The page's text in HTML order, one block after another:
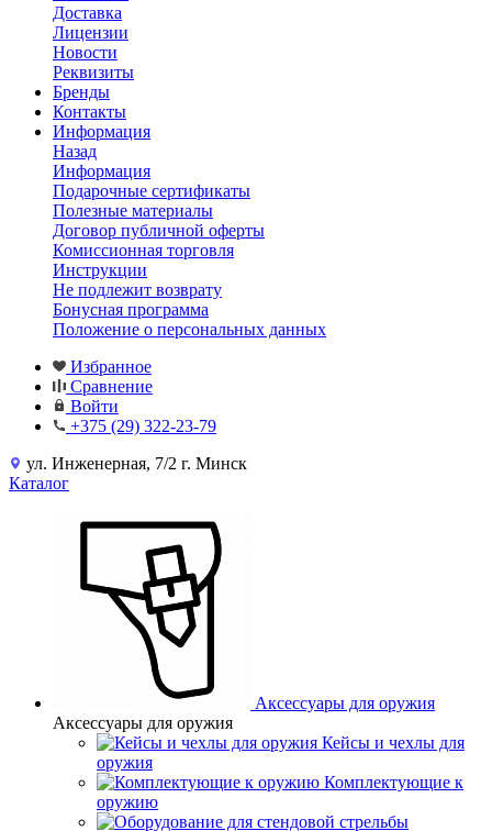
Доставка
Лицензии
Новости
Реквизиты
Бренды
Контакты
Информация
Назад
Информация
Подарочные сертификаты
Полезные материалы
Договор публичной оферты
Комиссионная торговля
Инструкции
Не подлежит возврату
Бонусная программа
Положение о персональных данных
Избранное
Сравнение
Войти
+375 (29) 322-23-79
ул. Инженерная, 7/2 г. Минск
Каталог
Аксессуары для оружия
Аксессуары для оружия
Кейсы и чехлы для
оружия
Комплектующие к
оружию